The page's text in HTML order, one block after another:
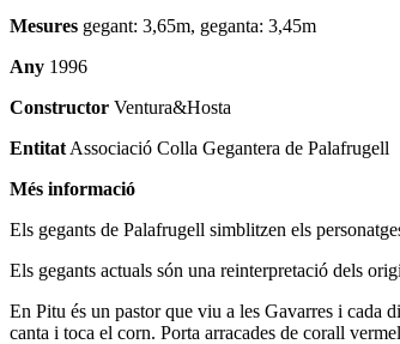
Mesures gegant: 3,65m, geganta: 3,45m
Any 1996
Constructor Ventura&Hosta
Entitat Associació Colla Gegantera de Palafrugell
Més informació
Els gegants de Palafrugell simblitzen els
Els gegants actuals són una reinterpretació dels
En Pitu és un pastor que viu a les Gavarres i cada
canta i toca el corn. Porta arracades de corall